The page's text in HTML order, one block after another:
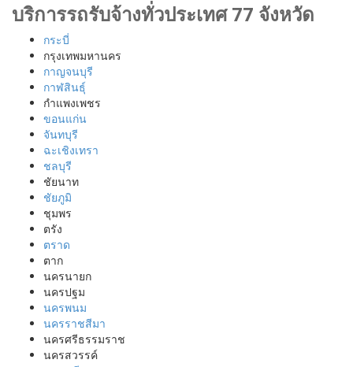
บริการรถรับจ้างทั่วประเทศ 77 จังหวัด
กระบี่
กรุงเทพมหานคร
กาญจนบุรี
กาฬสินธุ์
กำแพงเพชร
ขอนแก่น
จันทบุรี
ฉะเชิงเทรา
ชลบุรี
ชัยนาท
ชัยภูมิ
ชุมพร
ตรัง
ตราด
ตาก
นครนายก
นครปฐม
นครพนม
นครราชสีมา
นครศรีธรรมราช
นครสวรรค์